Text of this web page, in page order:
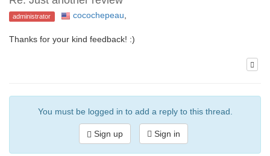
administrator cocochepeau,
Thanks for your kind feedback! :)
You must be logged in to add a reply to this thread.
Sign up Sign in